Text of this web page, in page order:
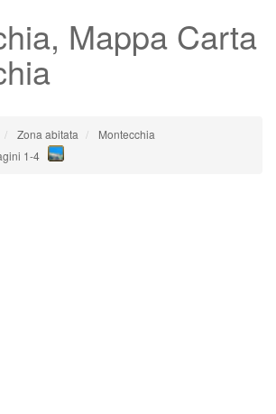
, Mappa Carta
Zona abitata
Montecchia
1-4